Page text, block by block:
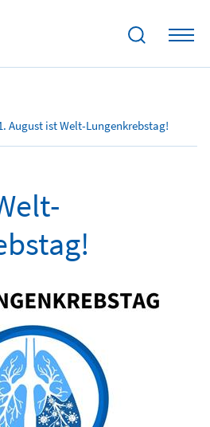
August ist Welt-Lungenkrebstag!
01.01.2024